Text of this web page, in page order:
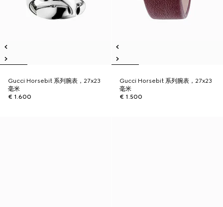
Gucci Horsebit 系列腕表，27x23
毫米
€ 1.600
Gucci Horsebit 系列腕表，27x23
毫米
€ 1.500